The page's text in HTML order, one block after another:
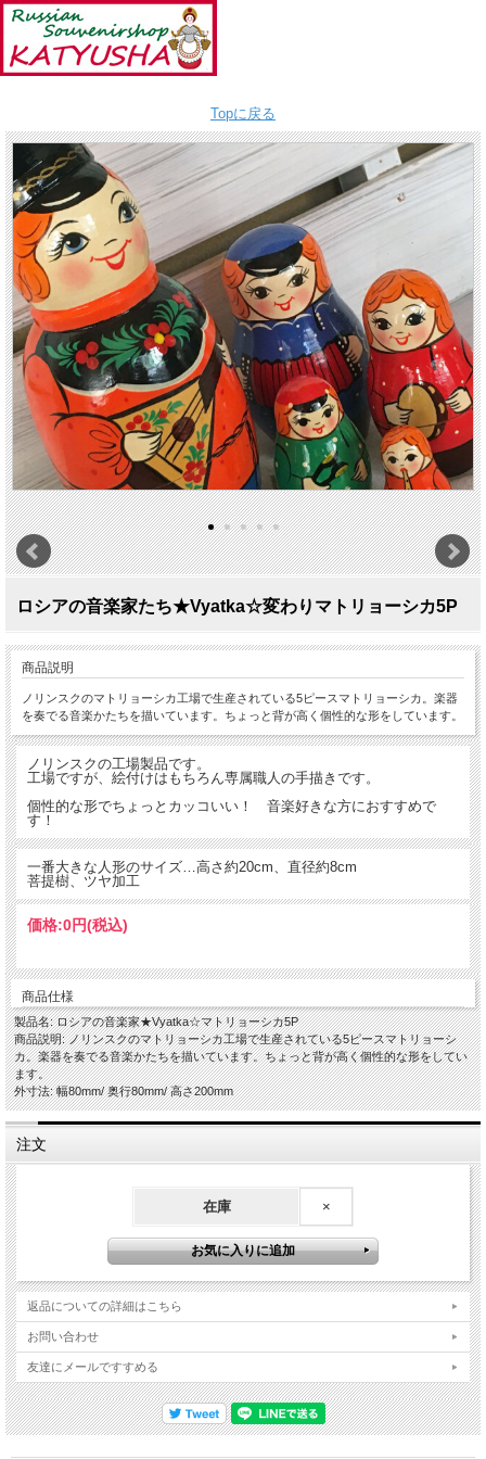
Topに戻る
ロシアの音楽家たち★Vyatka☆変わりマトリョーシカ5P
商品説明
ノリンスクのマトリョーシカ工場で生産されている5ピースマトリョーシカ。楽器
を奏でる音楽かたちを描いています。ちょっと背が高く個性的な形をしています。
ノリンスクの工場製品です。
工場ですが、絵付けはもちろん専属職人の手描きです。
個性的な形でちょっとカッコいい！ 音楽好きな方におすすめで
す！
一番大きな人形のサイズ…高さ約20cm、直径約8cm
菩提樹、ツヤ加工
価格:0円(税込)
商品仕様
製品名: ロシアの音楽家★Vyatka☆マトリョーシカ5P
商品説明: ノリンスクのマトリョーシカ工場で生産されている5ピースマトリョーシ
カ。楽器を奏でる音楽かたちを描いています。ちょっと背が高く個性的な形をしてい
ます。
外寸法: 幅80mm/ 奥行80mm/ 高さ200mm
注文
在庫 ×
返品についての詳細はこちら
お問い合わせ
友達にメールですすめる